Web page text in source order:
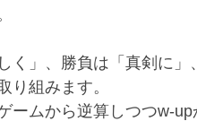
く」、勝負は「真剣に
り組みます。
ームから逆算しつつw-